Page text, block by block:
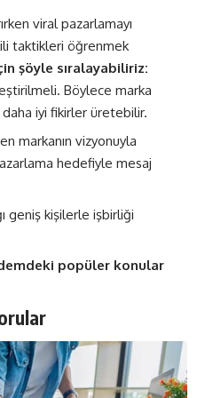
viral pazarlamayı
taktikleri öğrenmek
şöyle sıralayabiliriz:
Böylece marka
iyi fikirler üretebilir.
markanın vizyonuyla
hedefiyle mesaj
geniş kişilerle işbirliği
popüler konular